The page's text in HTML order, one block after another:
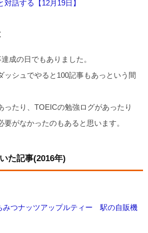
話する【12月19日】
成の日でもありました。
ッシュでやると100記事もあっという間
ったり、TOEICの勉強ログがあったり
要がなかったのもあると思います。
た記事(2016年)
みつナッツアップルティー 駅の自販機